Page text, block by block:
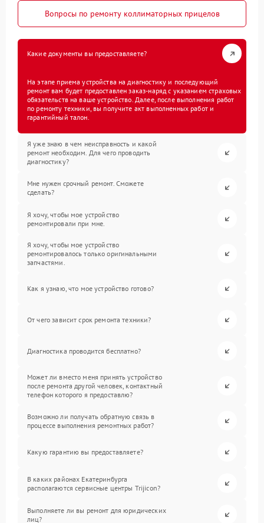
Вопросы по ремонту коллиматорных прицелов
Какие документы вы предоставляете?
На этапе приема устройства на диагностику и последующий
ремонт вам будет предоставлен заказ-наряд с указанием страховых
обязательств на ваше устройство. Далее, после выполнения работ
по ремонту техники, вы получите акт выполненных работ и
гарантийный талон.
Я уже знаю в чем неисправность и какой
ремонт необходим. Для чего проводить
диагностику?
Мне нужен срочный ремонт. Сможете
сделать?
Я хочу, чтобы мое устройство
ремонтировали при мне.
Я хочу, чтобы мое устройство
ремонтировалось только оригинальными
запчастями.
Как я узнаю, что мое устройство готово?
От чего зависит срок ремонта техники?
Диагностика проводится бесплатно?
Может ли вместо меня принять устройство
после ремонта другой человек, контактный
телефон которого я предоставлю?
Возможно ли получать обратную связь в
процессе выполнения ремонтных работ?
Какую гарантию вы предоставляете?
В каких районах Екатеринбурга
располагаются сервисные центры Trijicon?
Выполняете ли вы ремонт для юридических
лиц?